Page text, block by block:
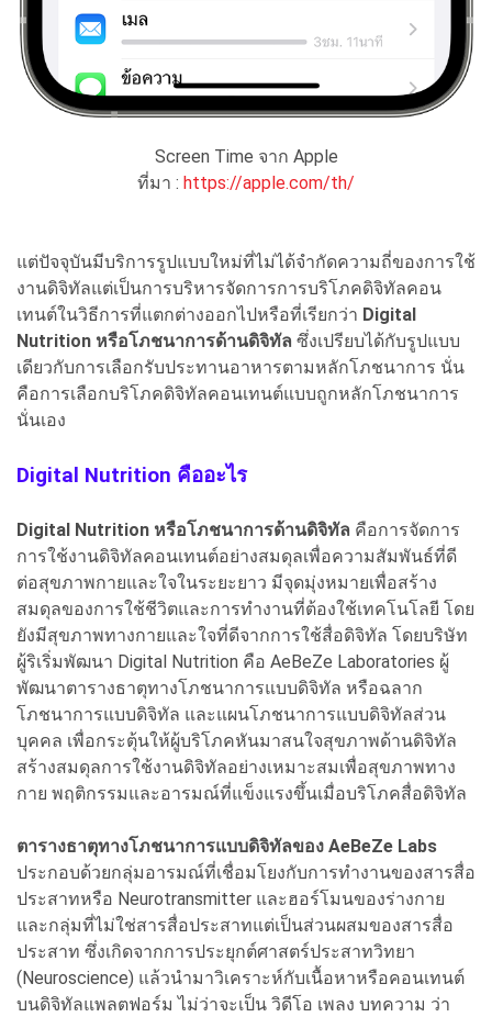
Screen Time จาก Apple
ที่มา : https://apple.com/th/
แต่ปัจจุบันมีบริการรูปแบบใหม่ที่ไม่ได้จำกัดความถี่ของการใช้
งานดิจิทัลแต่เป็นการบริหารจัดการการบริโภคดิจิทัลคอน
เทนต์ในวิธีการที่แตกต่างออกไปหรือที่เรียกว่า Digital
Nutrition หรือโภชนาการด้านดิจิทัล ซึ่งเปรียบได้กับรูปแบบ
เดียวกับการเลือกรับประทานอาหารตามหลักโภชนาการ นั่น
คือการเลือกบริโภคดิจิทัลคอนเทนต์แบบถูกหลักโภชนาการ
นั่นเอง
Digital Nutrition คืออะไร
Digital Nutrition หรือโภชนาการด้านดิจิทัล คือการจัดการ
การใช้งานดิจิทัลคอนเทนต์อย่างสมดุลเพื่อความสัมพันธ์ที่ดี
ต่อสุขภาพกายและใจในระยะยาว มีจุดมุ่งหมายเพื่อสร้าง
สมดุลของการใช้ชีวิตและการทำงานที่ต้องใช้เทคโนโลยี โดย
ยังมีสุขภาพทางกายและใจที่ดีจากการใช้สื่อดิจิทัล โดยบริษัท
ผู้ริเริ่มพัฒนา Digital Nutrition คือ AeBeZe Laboratories ผู้
พัฒนาตารางธาตุทางโภชนาการแบบดิจิทัล หรือฉลาก
โภชนาการแบบดิจิทัล และแผนโภชนาการแบบดิจิทัลส่วน
บุคคล เพื่อกระตุ้นให้ผู้บริโภคหันมาสนใจสุขภาพด้านดิจิทัล
สร้างสมดุลการใช้งานดิจิทัลอย่างเหมาะสมเพื่อสุขภาพทาง
กาย พฤติกรรมและอารมณ์ที่แข็งแรงขึ้นเมื่อบริโภคสื่อดิจิทัล
ตารางธาตุทางโภชนาการแบบดิจิทัลของ AeBeZe Labs
ประกอบด้วยกลุ่มอารมณ์ที่เชื่อมโยงกับการทำงานของสารสื่อ
ประสาทหรือ Neurotransmitter และฮอร์โมนของร่างกาย
และกลุ่มที่ไม่ใช่สารสื่อประสาทแต่เป็นส่วนผสมของสารสื่อ
ประสาท ซึ่งเกิดจากการประยุกต์ศาสตร์ประสาทวิทยา
(Neuroscience) แล้วนำมาวิเคราะห์กับเนื้อหาหรือคอนเทนต์
บนดิจิทัลแพลตฟอร์ม ไม่ว่าจะเป็น วิดีโอ เพลง บทความ ว่า